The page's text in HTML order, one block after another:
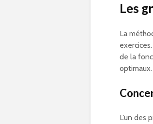
Les
La
de la
L’un des